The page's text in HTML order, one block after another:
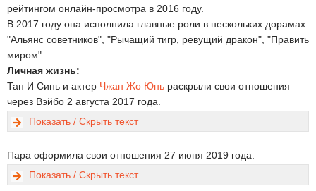
рейтингом онлайн-просмотра в 2016 году.
В 2017 году она исполнила главные роли в нескольких дорамах:
"Альянс советников", "Рычащий тигр, ревущий дракон", "Править
миром".
Личная жизнь:
Тан И Синь и актер Чжан Жо Юнь раскрыли свои отношения
через Вэйбо 2 августа 2017 года.
Показать / Скрыть текст
Пара оформила свои отношения 27 июня 2019 года.
Показать / Скрыть текст